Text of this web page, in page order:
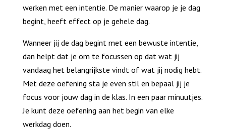
werken met een intentie. De manier waarop je je dag
begint, heeft effect op je gehele dag.
Wanneer jij de dag begint met een bewuste intentie,
dan helpt dat je om te focussen op dat wat jij
vandaag het belangrijkste vindt of wat jij nodig hebt.
Met deze oefening sta je even stil en bepaal jij je
focus voor jouw dag in de klas. In een paar minuutjes.
Je kunt deze oefening aan het begin van elke
werkdag doen.